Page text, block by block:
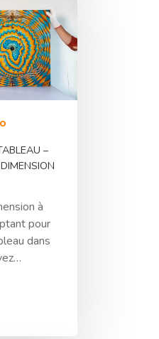
–
à
pour
dans